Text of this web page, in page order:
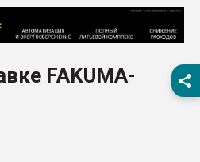
Вакуум-формовочные
Подмосковье, Москва
первый план в
FAKUMA-